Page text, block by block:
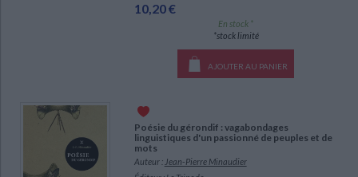
10,20 €
En stock *
*stock limité
AJOUTER AU PANIER
Poésie du gérondif : vagabondages
linguistiques d'un passionné de peuples et de
mots
Auteur : Jean-Pierre Minaudier